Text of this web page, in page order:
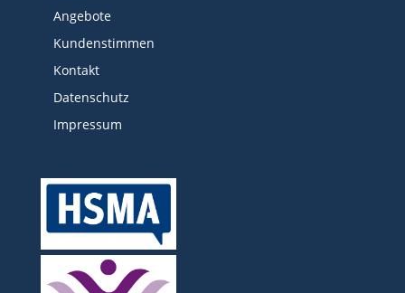
Angebote
Kundenstimmen
Kontakt
Datenschutz
Impressum